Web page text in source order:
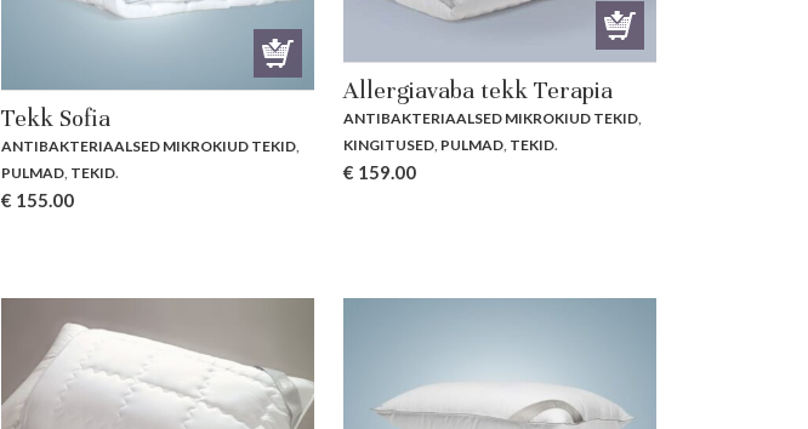
Tekk Sofia
ANTIBAKTERIAALSED MIKROKIUD TEKID,
PULMAD, TEKID.
€ 155.00
Allergiavaba tekk Terapia
ANTIBAKTERIAALSED MIKROKIUD TEKID
KINGITUSED PULMAD TEKID.
€ 159.00